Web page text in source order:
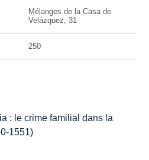
Mélanges de la Casa de
Velázquez, 31
250
: le crime familial dans la
1551)